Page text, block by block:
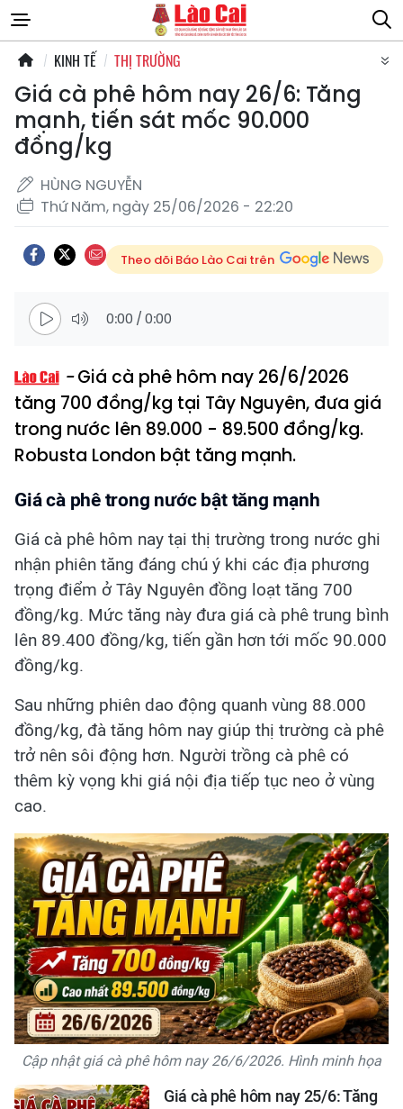
KINH TẾ THỊ TRƯỜNG
Giá cà phê hôm nay 26/6: Tăng
mạnh, tiến sát mốc 90.000
đồng/kg
HÙNG NGUYỄN
Thứ Năm, ngày 25/06/2026 - 22:20
Theo dõi Báo Lào Cai trên
0:00 /0:00
Giá cà phê hôm nay 26/6/2026
tăng 700 đồng/kg tại Tây Nguyên, đưa giá
trong nước lên 89.000 - 89.500 đồng/kg.
Robusta London bật tăng mạnh.
Giá cà phê trong nước bật tăng mạnh
Giá cà phê hôm nay tại thị trường trong nước ghi
nhận phiên tăng đáng chú ý khi các địa phương
trọng điểm ở Tây Nguyên đồng loạt tăng 700
đồng/kg. Mức tăng này đưa giá cà phê trung bình
lên 89.400 đồng/kg, tiến gần hơn tới mốc 90.000
đồng/kg.
Sau những phiên dao động quanh vùng 88.000
đồng/kg, đà tăng hôm nay giúp thị trường cà phê
trở nên sôi động hơn. Người trồng cà phê có
thêm kỳ vọng khi giá nội địa tiếp tục neo ở vùng
cao.
Cập nhật giá cà phê hôm nay 26/6/2026. Hình minh họa
Giá cà phê hôm nay 25/6: Tăng